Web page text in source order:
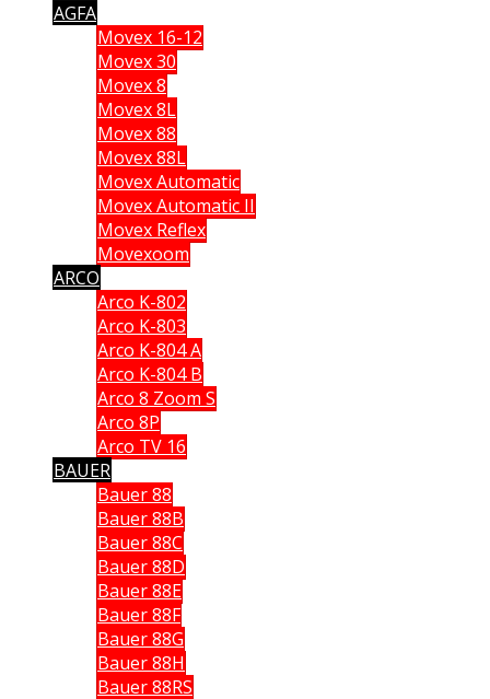
AGFA
Movex 16-12
Movex 30
Movex 8
Movex 8L
Movex 88
Movex 88L
Movex Automatic
Movex Automatic II
Movex Reflex
Movexoom
ARCO
Arco K-802
Arco K-803
Arco K-804 A
Arco K-804 B
Arco 8 Zoom S
Arco 8P
Arco TV 16
BAUER
Bauer 88
Bauer 88B
Bauer 88C
Bauer 88D
Bauer 88E
Bauer 88F
Bauer 88G
Bauer 88H
Bauer 88RS